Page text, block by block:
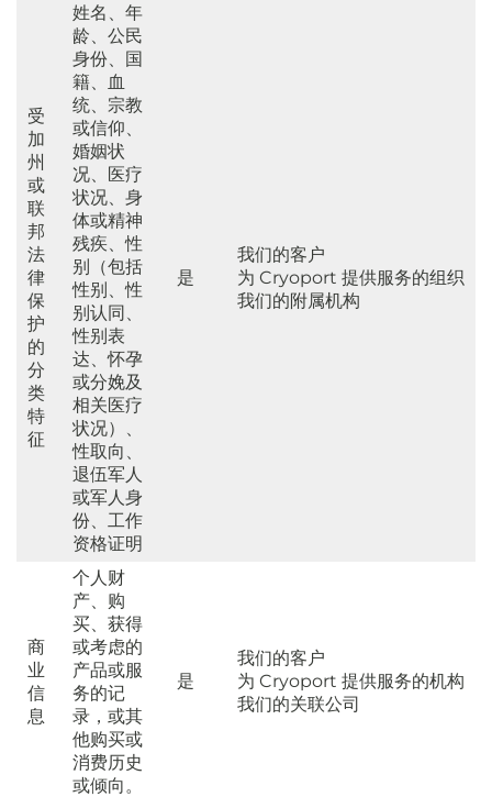
受
加
州
或
联
邦
法
律
保
护
的
分
类
特
征
姓名、年
龄、公民
身份、国
籍、血
统、宗教
或信仰、
婚姻状
况、医疗
状况、身
体或精神
残疾、性
别（包括
性别、性
别认同、
性别表
达、怀孕
或分娩及
相关医疗
状况）、
性取向、
退伍军人
或军人身
份、工作
资格证明
是
我们的客户
为 Cryoport 提供服务的组织
我们的附属机构
商
业
信
息
个人财
产、购
买、获得
或考虑的
产品或服
务的记
录，或其
他购买或
消费历史
或倾向。
是
我们的客户
为 Cryoport 提供服务的机构
我们的关联公司